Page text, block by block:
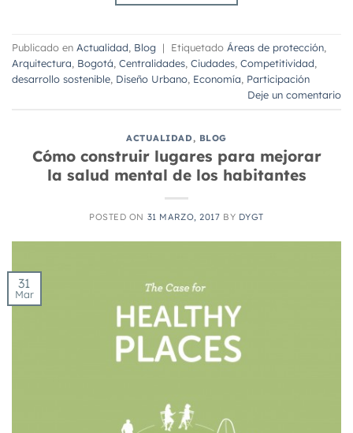
Publicado en Actualidad Blog | Etiquetado Áreas de protección
Arquitectura Bogotá Centralidades Ciudades Competitividad
desarrollo sostenible Diseño Urbano Economía Participación
Deje un comentario
ACTUALIDAD, BLOG
Cómo construir lugares para mejorar
la salud mental de los habitantes
POSTED ON 31 MARZO, 2017 BY DYGT
31
Mar